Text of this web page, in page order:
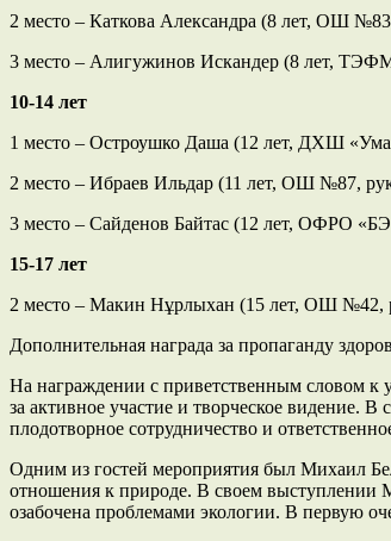
2 место – Каткова Александра (8 лет, ОШ
3 место – Алигужинов Искандер (8 лет,
10-14 лет
1 место – Остроушко Даша (12 лет, ДХШ
2 место – Ибраев Ильдар (11 лет, ОШ №87,
3 место – Сайденов Байтас (12 лет, ОФРО
15-17 лет
2 место – Макин Нұрлыхан (15 лет, ОШ №42,
Дополнительная награда за пропаганду
На награждении с приветственным словом к
за активное участие и творческое видение.
плодотворное сотрудничество и
Одним из гостей мероприятия был Михаил
отношения к природе. В своем выступлении
озабочена проблемами экологии. В первую